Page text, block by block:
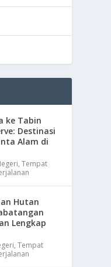
ke Tabin
Destinasi
Alam di
,Tempat
Hutan
Lengkap
,Tempat